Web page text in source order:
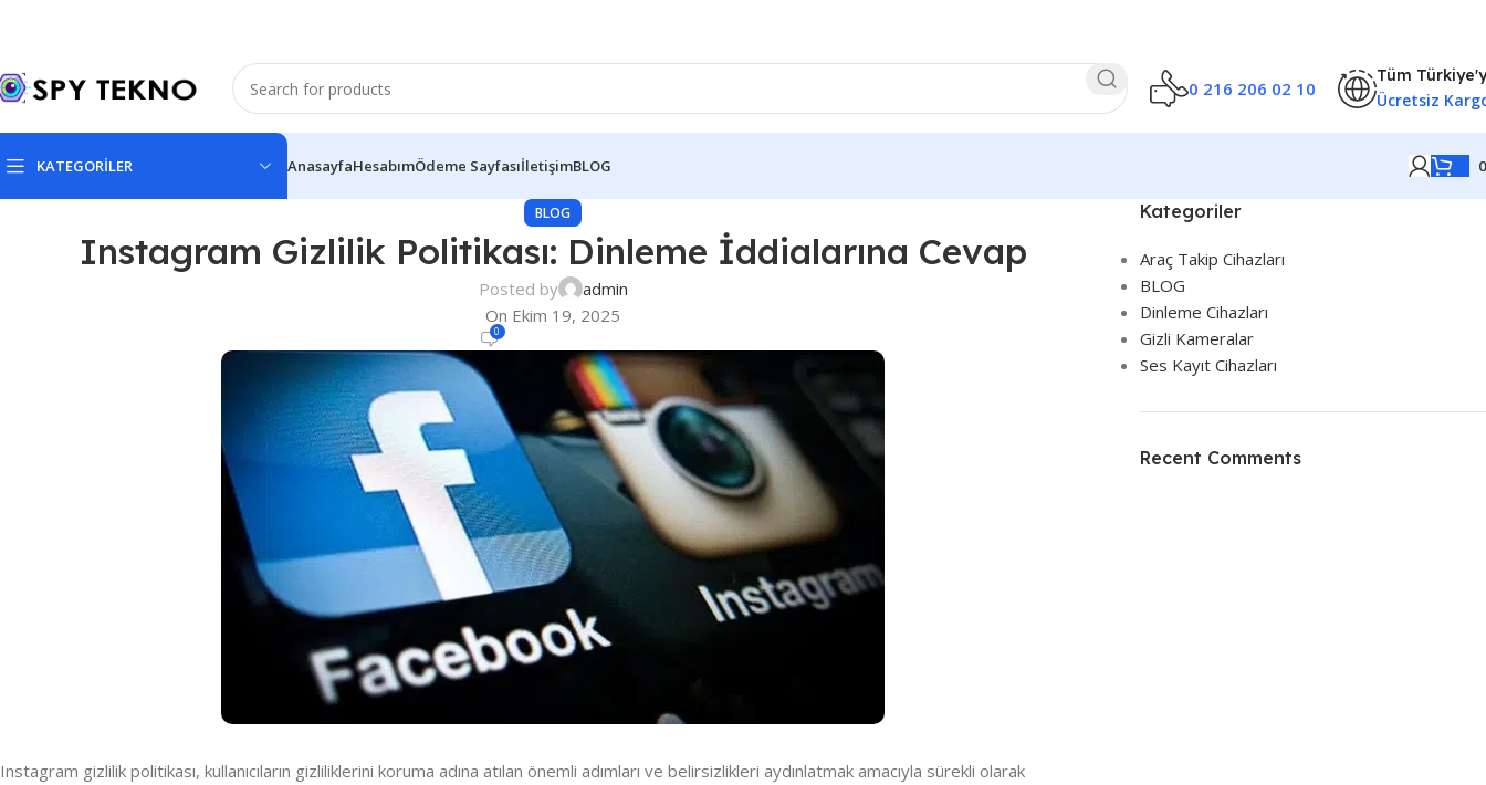
0 216 206 02 10
Tüm
Ücretsiz
KATEGORİLER AnasayfaHesabımÖdeme SayfasıİletişimBLOG
BLOG
Instagram Gizlilik Politikası: Dinleme İddialarına Cevap
Posted by
admin
On Ekim 19, 2025
0
Instagram gizlilik politikası, kullanıcıların gizliliklerini koruma adına atılan önemli adımları ve belirsizlikleri aydınlatmak amacıyla sürekli olarak
Kategoriler
Araç Takip Cihazları
BLOG
Dinleme Cihazları
Gizli Kameralar
Ses Kayıt Cihazları
Recent Comments